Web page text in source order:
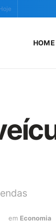
HOME
em Economia